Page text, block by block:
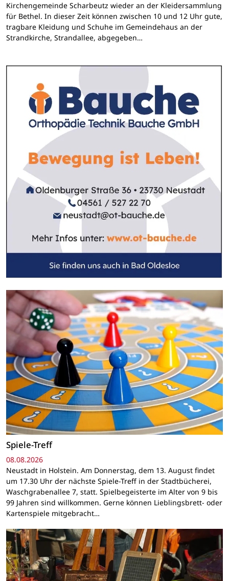
Kirchengemeinde Scharbeutz wieder an der Kleidersammlung
für Bethel. In dieser Zeit können zwischen 10 und 12 Uhr gute,
tragbare Kleidung und Schuhe im Gemeindehaus an der
Strandkirche, Strandallee, abgegeben…
Spiele-Treff
08.08.2026
Neustadt in Holstein. Am Donnerstag, dem 13. August findet
um 17.30 Uhr der nächste Spiele-Treff in der Stadtbücherei,
Waschgrabenallee 7, statt. Spielbegeisterte im Alter von 9 bis
99 Jahren sind willkommen. Gerne können Lieblingsbrett- oder
Kartenspiele mitgebracht…